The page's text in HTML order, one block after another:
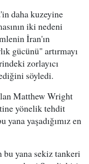
daha kuzeyine
iki nedeni
İran'ın
gücünü" artırmayı
zorlayıcı
söyledi.
Matthew Wright
yönelik tehdit
yana yaşadığımız en
yana sekiz tankeri